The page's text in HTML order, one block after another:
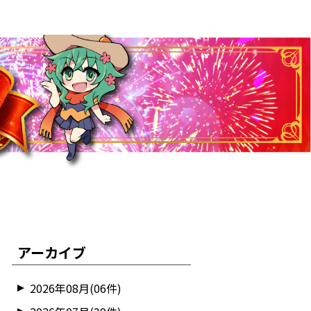
アーカイブ
2026年08月(06件)